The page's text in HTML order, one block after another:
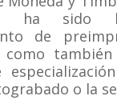
ha sido
de
como
o la